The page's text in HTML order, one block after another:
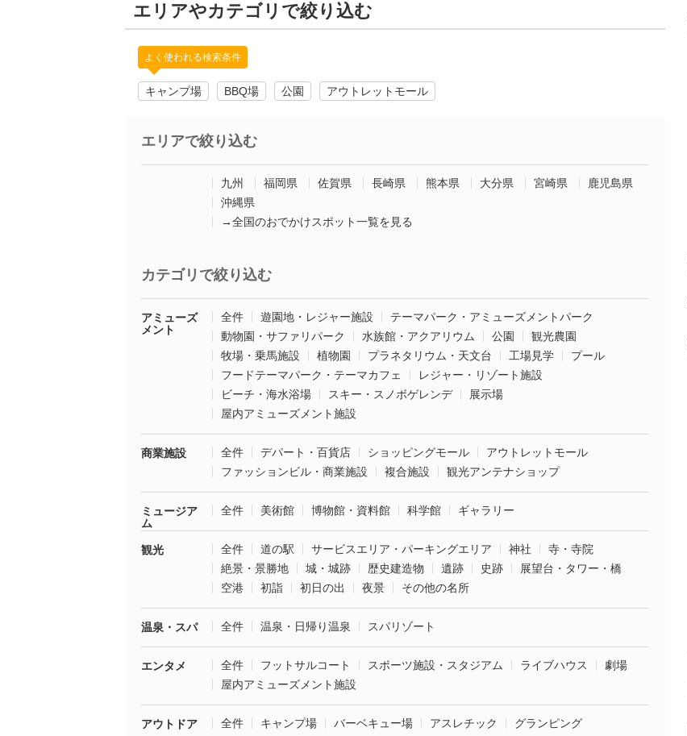
エリアやカテゴリで絞り込む
よく使われる検索条件
キャンプ場 BBQ場 公園 アウトレットモール
エリアで絞り込む
九州 福岡県 佐賀県 長崎県 熊本県 大分県 宮崎県
鹿児島県
沖縄県
→全国のおでかけスポット一覧を見る
カテゴリで絞り込む
アミューズ
メント
全件 遊園地・レジャー施設
テーマパーク・アミューズメントパーク
動物園・サファリパーク
水族館・アクアリウム 公園
観光農園
牧場・乗馬施設
植物園 プラネタリウム・天文台 工場見学
プール
フードテーマパーク・テーマカフェ
レジャー・リゾート施設
ビーチ・海水浴場
スキー・スノボゲレンデ
展示場
屋内アミューズメント施設
商業施設 全件 デパート・百貨店 ショッピングモール
アウトレットモール
ファッションビル・商業施設
複合施設 観光アンテナショップ
ミュージア
ム
全件 美術館 博物館・資料館 科学館 ギャラリー
観光 全件 道の駅 サービスエリア・パーキングエリア 神社
寺・寺院
絶景・景勝地
城・城跡 歴史建造物 遺跡 史跡
展望台・タワー・橋
空港
初詣 初日の出 夜景 その他の名所
温泉・スパ 全件 温泉・日帰り温泉 スパリゾート
エンタメ 全件 フットサルコート スポーツ施設・スタジアム ライブハウス
劇場
屋内アミューズメント施設
アウトドア 全件 キャンプ場 バーベキュー場 アスレチック グランピング